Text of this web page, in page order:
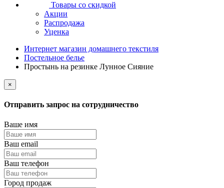
Товары со скидкой
Акции
Распродажа
Уценка
Интернет магазин домашнего текстиля
Постельное белье
Простынь на резинке Лунное Сияние
×
Отправить запрос на сотрудничество
Ваше имя
Ваш email
Ваш телефон
Город продаж